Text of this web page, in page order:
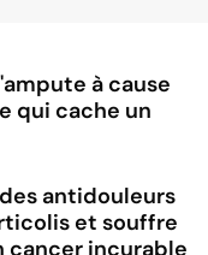
à cause
qui cache un
antidouleurs
et souffre
cancer incurable